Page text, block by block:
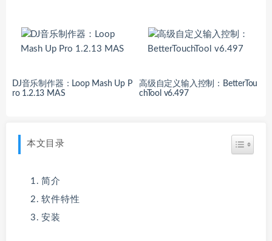
DJ音乐制作器：Loop Mash Up P
ro 1.2.13 MAS
高级自定义输入控制：BetterTou
chTool v6.497
本文目录
简介
软件特性
安装